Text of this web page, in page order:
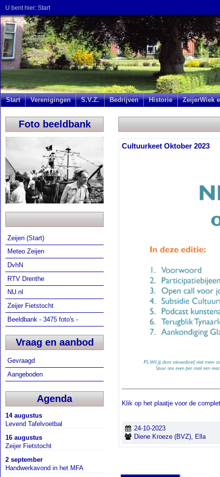
U bent hier: Start
Start Verenigingen S.V.Z. Bedrijven Historie ZeijerWiek
Foto beeldbank
Zeijen (Start)
Meteo Zeijen
DvhN
RTV Drenthe
NU.nl
Zeijer Fietstocht
Beeldbank - 3475 foto's -
Vraag en aanbod
Gevraagd
Aangeboden
Agenda
14 augustus
Levend Tafelvoetbal
16 augustus
Zeijer Fietstocht
2 september
Handwerkavond in het MFA
Cultuurkeet Oktober 2023
Klik op het plaatje voor de
24-10-2023
Diene Kroeze (BVZ), Ella